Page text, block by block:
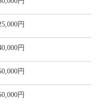
円
円
円
円